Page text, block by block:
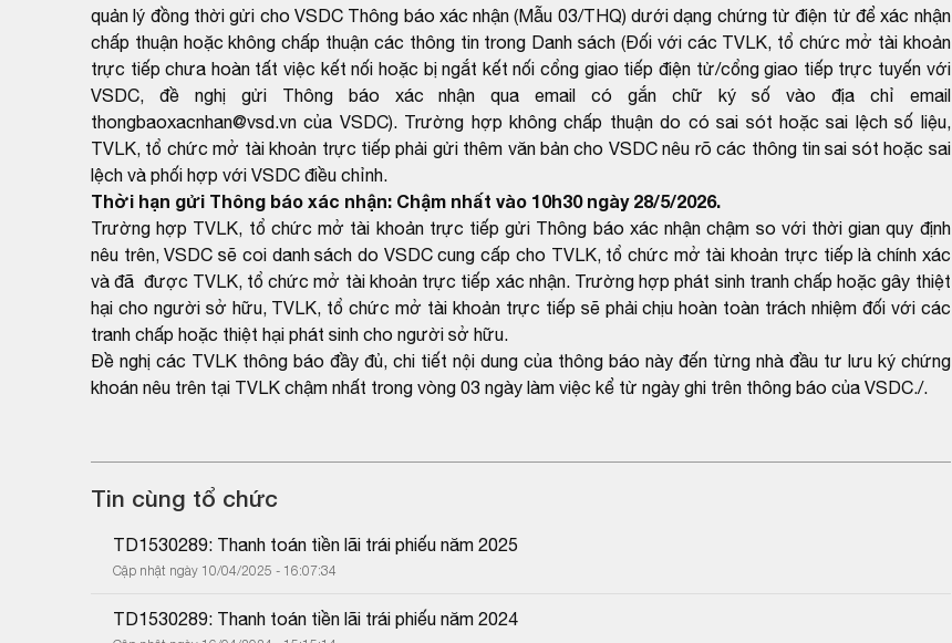
quản lý đồng thời gửi cho VSDC Thông báo xác nhận (Mẫu 03/THQ) dưới dạng chứng từ điện tử để xác nhận
chấp thuận hoặc không chấp thuận các thông tin trong Danh sách (Đối với các TVLK, tổ chức mở tài khoản
trực tiếp chưa hoàn tất việc kết nối hoặc bị ngắt kết nối cổng giao tiếp điện tử/cổng giao tiếp trực tuyến với
VSDC, đề nghị gửi Thông báo xác nhận qua email có gắn chữ ký số vào địa chỉ email
thongbaoxacnhan@vsd.vn của VSDC). Trường hợp không chấp thuận do có sai sót hoặc sai lệch số liệu,
TVLK, tổ chức mở tài khoản trực tiếp phải gửi thêm văn bản cho VSDC nêu rõ các thông tin sai sót hoặc sai
lệch và phối hợp với VSDC điều chỉnh.
Thời hạn gửi Thông báo xác nhận: Chậm nhất vào 10h30 ngày 28/5/2026.
Trường hợp TVLK, tổ chức mở tài khoản trực tiếp gửi Thông báo xác nhận chậm so với thời gian quy định
nêu trên, VSDC sẽ coi danh sách do VSDC cung cấp cho TVLK, tổ chức mở tài khoản trực tiếp là chính xác
và đã được TVLK, tổ chức mở tài khoản trực tiếp xác nhận. Trường hợp phát sinh tranh chấp hoặc gây thiệt
hại cho người sở hữu, TVLK, tổ chức mở tài khoản trực tiếp sẽ phải chịu hoàn toàn trách nhiệm đối với các
tranh chấp hoặc thiệt hại phát sinh cho người sở hữu.
Đề nghị các TVLK thông báo đầy đủ, chi tiết nội dung của thông báo này đến từng nhà đầu tư lưu ký chứng
khoán nêu trên tại TVLK chậm nhất trong vòng 03 ngày làm việc kể từ ngày ghi trên thông báo của VSDC./.
Tin cùng tổ chức
TD1530289: Thanh toán tiền lãi trái phiếu năm 2025
Cập nhật ngày 10/04/2025 - 16:07:34
TD1530289: Thanh toán tiền lãi trái phiếu năm 2024